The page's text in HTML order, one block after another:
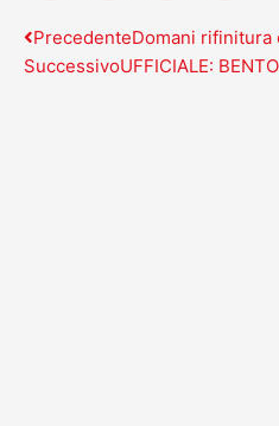
Precedente
PrecedenteDomani rifinitura
SuccessivoUFFICIALE: